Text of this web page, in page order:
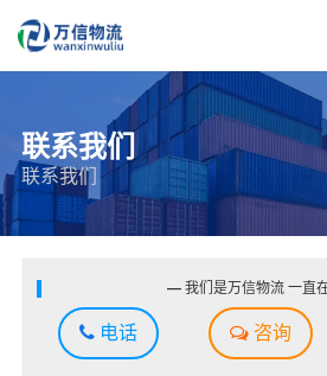
联系我们
联系我们
— 我们是万信物流 一直
电话 咨询